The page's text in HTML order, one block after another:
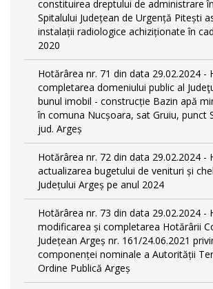
constituirea dreptului de administrare
Spitalului Județean de Urgență Pitești
instalații radiologice achiziționate în
2020
Hotărârea nr. 71 din data 29.02.2024 -
completarea domeniului public al
bunul imobil - construcție Bazin apă
în comuna Nucșoara, sat Gruiu, punct
jud. Argeș
Hotărârea nr. 72 din data 29.02.2024 -
actualizarea bugetului de venituri și
Județului Argeș pe anul 2024
Hotărârea nr. 73 din data 29.02.2024 -
modificarea și completarea Hotărârii
Județean Argeș nr. 161/24.06.2021
componenței nominale a Autorității
Ordine Publică Argeș